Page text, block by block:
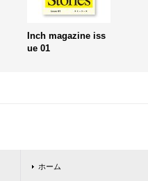
Inch magazine iss
ue 01
ホーム